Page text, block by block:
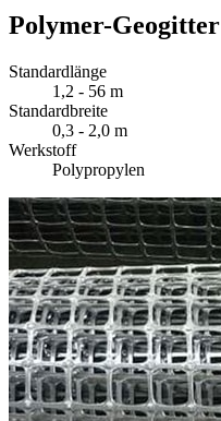
Polymer-Geogitter
Standardlänge
1,2 - 56 m
Standardbreite
0,3 - 2,0 m
Werkstoff
Polypropylen